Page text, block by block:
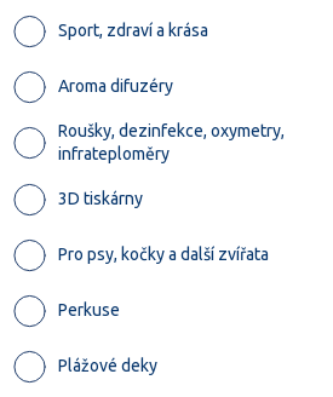
Sport, zdraví a krása
Aroma difuzéry
Roušky, dezinfekce, oxymetry,
infrateploměry
3D tiskárny
Pro psy, kočky a další zvířata
Perkuse
Plážové deky